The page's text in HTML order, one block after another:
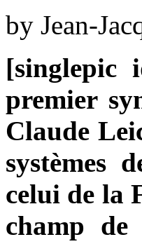
by Jean-
[singlepic
premier
Claude
systèmes
celui de la
champ